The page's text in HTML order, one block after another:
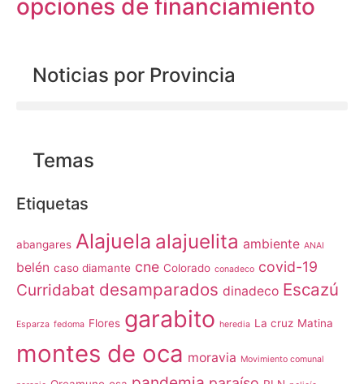
opciones de financiamiento
Noticias por Provincia
Temas
Etiquetas
abangares Alajuela alajuelita ambiente ANAI
belén caso diamante cne Colorado conadeco covid-19
Curridabat desamparados dinadeco Escazú
Esparza fedoma Flores garabito heredia La cruz Matina
montes de oca moravia Movimiento comunal